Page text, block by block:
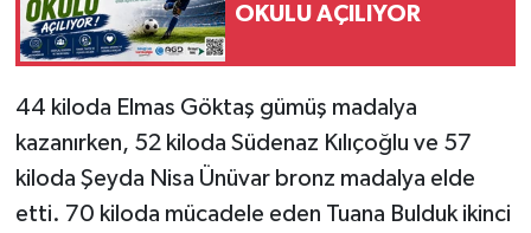
OKULU AÇILIYOR
44 kiloda Elmas Göktaş gümüş madalya
kazanırken, 52 kiloda Südenaz Kılıçoğlu ve 57
kiloda Şeyda Nisa Ünüvar bronz madalya elde
etti. 70 kiloda mücadele eden Tuana Bulduk ikinci